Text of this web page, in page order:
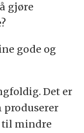
gjøre
gode og
Det er
produserer
til mindre